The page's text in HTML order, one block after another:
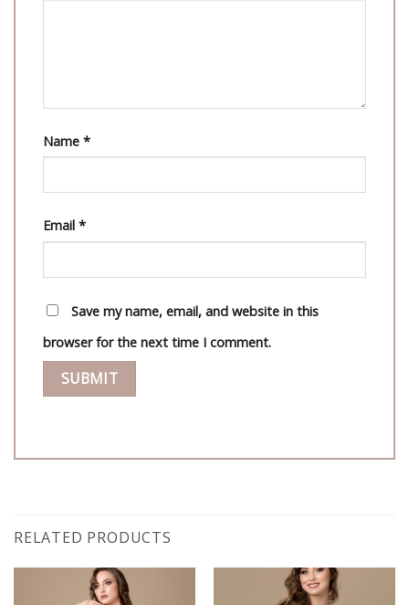
Name *
Email *
Save my name, email, and website in this
browser for the next time I comment.
RELATED PRODUCTS